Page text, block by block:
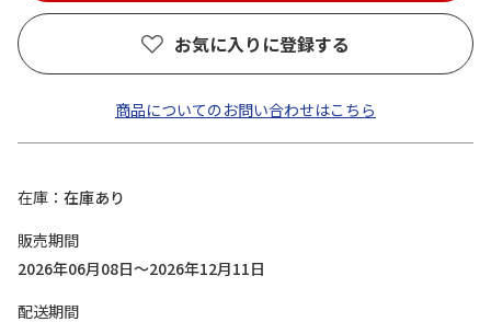
お気に入りに登録する
商品についてのお問い合わせはこちら
在庫
在庫あり
販売期間
2026年06月08日～2026年12月11日
配送期間